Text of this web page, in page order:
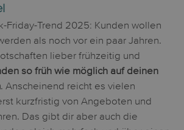
Friday-Trend 2025: Kunden wollen
als noch vor ein paar Jahren.
lieber frühzeitig und
so früh wie möglich auf deinen
. Anscheinend reicht es vielen
kurzfristig von Angeboten und
Das gibt dir aber auch die